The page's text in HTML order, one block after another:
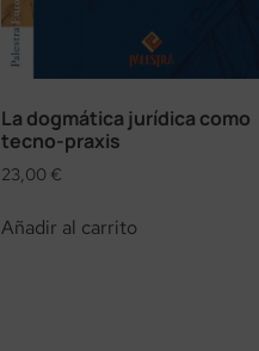
La dogmática jurídica como
tecno-praxis
23,00 €
Añadir al carrito